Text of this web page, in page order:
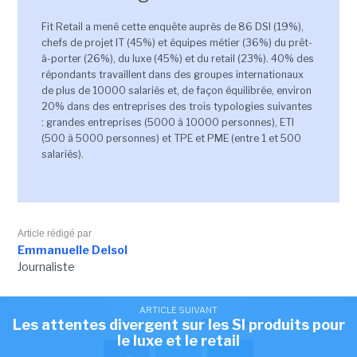
ARTICLE SUIVANT
Les attentes divergent sur les SI produits pour
le luxe et le retail
Fit Retail a mené cette enquête auprès de 86 DSI (19%),
chefs de projet IT (45%) et équipes métier (36%) du prêt-
à-porter (26%), du luxe (45%) et du retail (23%). 40% des
répondants travaillent dans des groupes internationaux
de plus de 10000 salariés et, de façon équilibrée, environ
20% dans des entreprises des trois typologies suivantes
: grandes entreprises (5000 à 10000 personnes), ETI
(500 à 5000 personnes) et TPE et PME (entre 1 et 500
salariés).
Article rédigé par
Emmanuelle Delsol
Journaliste
Cet article vous a plu?Partagez le !